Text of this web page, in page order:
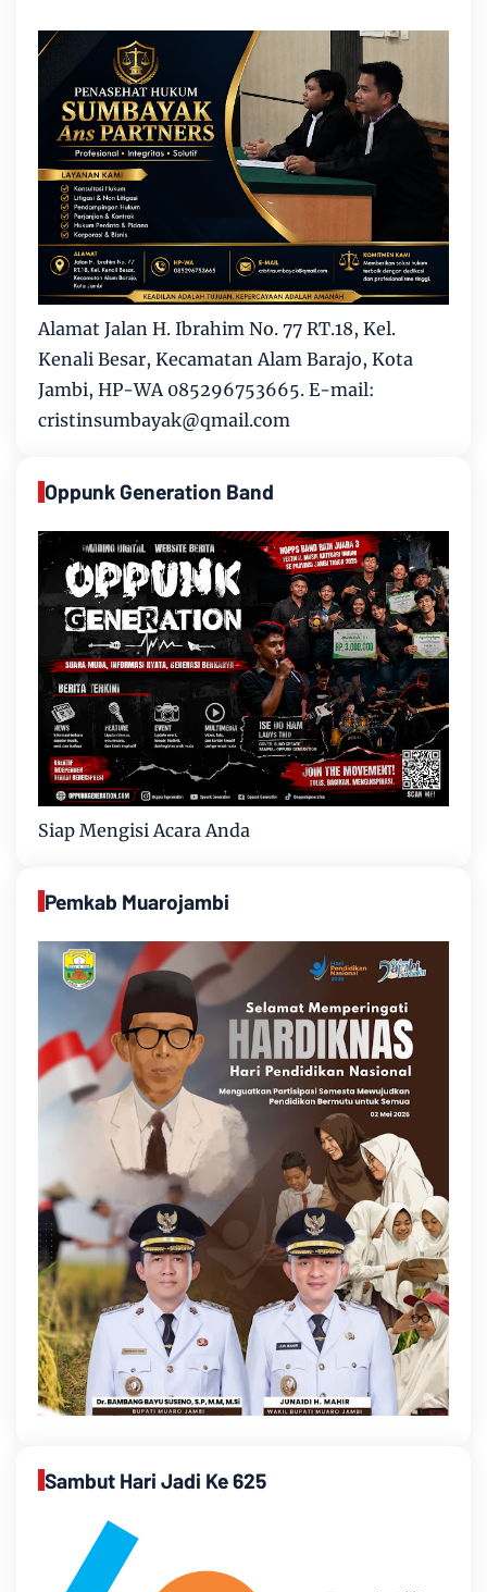
Alamat Jalan H. Ibrahim No. 77 RT.18, Kel.
Kenali Besar, Kecamatan Alam Barajo, Kota
Jambi, HP-WA 085296753665. E-mail:
cristinsumbayak@qmail.com
Oppunk Generation Band
Siap Mengisi Acara Anda
Pemkab Muarojambi
Sambut Hari Jadi Ke 625